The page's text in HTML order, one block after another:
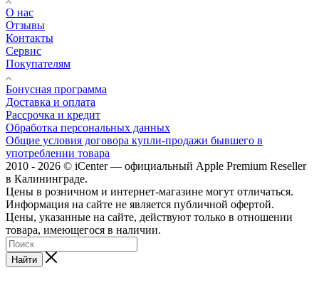
О нас
Отзывы
Контакты
Сервис
Покупателям
Бонусная программа
Доставка и оплата
Рассрочка и кредит
Обработка персональных данных
Общие условия договора купли-продажи бывшего в
употреблении товара
2010 - 2026 © iCenter — официальный Apple Premium Reseller
в Калининграде.
Цены в розничном и интернет-магазине могут отличаться.
Информация на сайте не является публичной офертой.
Цены, указанные на сайте, действуют только в отношении
товара, имеющегося в наличии.
Найти